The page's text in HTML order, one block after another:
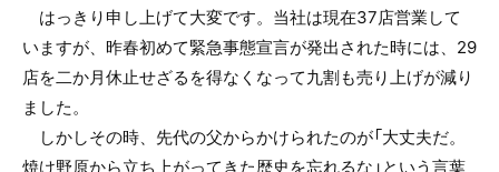
はっきり申し上げて大変です。当社は現在37店営業して
いますが、昨春初めて緊急事態宣言が発出された時には、29
店を二か月休止せざるを得なくなって九割も売り上げが減り
ました。
しかしその時、先代の父からかけられたのが「大丈夫だ。
焼け野原から立ち上がってきた歴史を忘れるな」という言葉